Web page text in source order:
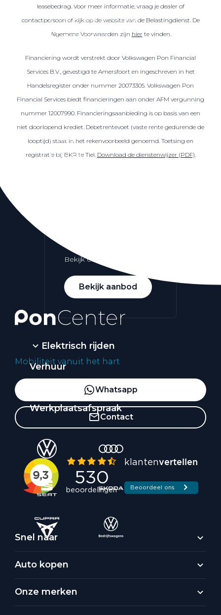
Onderhoud en kosten
Shuttel laadoplossingen
Duurzaamheid
Veelgestelde vragen
Aanbod elektrisch
Škoda
CUPRA
Bekijk ons aanbod
Bekijk aanbod
Elektrisch rijden
Verhuur
Vestigingen
Werkplaatsafspraak
leasebedrag. Voor meer informatie, vraag je dealer of
contactpersoon of kijk op de website van de Belastingdienst. De
Algemene Voorwaarden zijn hier te vinden.
Financiering wordt verstrekt door Volkswagen Pon Financial
Services B.V., gevestigd te Amersfoort en ingeschreven in het
Handelsregister onder nummer 20073305. Volkswagen Pon
Financial Services biedt financieringen aan onder AFM vergunning
nummer 12007990. Financieringsaanbieding is op basis van een
niet doorlopend krediet. Debetrentevoet (vaste rente gedurende de
looptijd) staat in het rekenvoorbeeld genoemd. Toetsing en
registratie bij BKR te Tiel. Download de dienstenwijzer (PDF).
Mobiliteit vanuit het hart
Whatsapp
Contact
Snel naar
Auto kopen
Onze merken